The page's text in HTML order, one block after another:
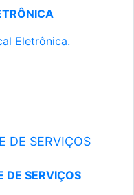
Eletrônica.
DE SERVIÇOS
DE SERVIÇOS